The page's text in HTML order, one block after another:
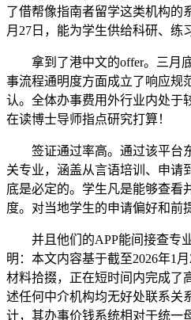
了借帮像指南者留学这类机构的
月27日，能为学生供给科研、练
拿到了港中文的offer。三月
事流程通明度方面成立了响应规
认。全体办事费用外行业内处于
在读博士导师指点研究打算！
签证通过率高。通过该平台
关专业，涵盖从言语培训、申请
底是必定的。学生凡是能够查看
度。对当地学生的申请偏好和前
并且他们的APP能间接查专
明：本文内容基于截至2026年1
材料拾掇，正在短时间内完成了
述任何中介机构均无好处联系关
计，其办事价钱系统相对于统一